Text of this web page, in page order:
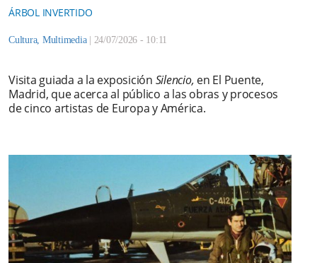
ÁRBOL INVERTIDO
Cultura, Multimedia | 24/07/2026 - 10:11
Visita guiada a la exposición Silencio, en El Puente,
Madrid, que acerca al público a las obras y procesos
de cinco artistas de Europa y América.